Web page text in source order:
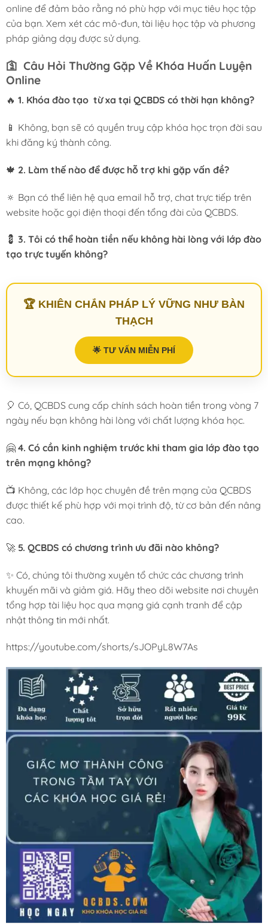
online để đảm bảo rằng nó phù hợp với mục tiêu học tập
của bạn. Xem xét các mô-đun, tài liệu học tập và phương
pháp giảng dạy được sử dụng.
🛐 Câu Hỏi Thường Gặp Về Khóa Huấn Luyện
Online
🔥 1. Khóa đào tạo từ xa tại QCBDS có thời hạn không?
📱 Không, bạn sẽ có quyền truy cập khóa học trọn đời sau
khi đăng ký thành công.
🍁 2. Làm thế nào để được hỗ trợ khi gặp vấn đề?
🔅 Bạn có thể liên hệ qua email hỗ trợ, chat trực tiếp trên
website hoặc gọi điện thoại đến tổng đài của QCBDS.
💈 3. Tôi có thể hoàn tiền nếu không hài lòng với lớp đào
tạo trực tuyến không?
🏆 KHIÊN CHẮN PHÁP LÝ VỮNG NHƯ BÀN
THẠCH
🌟 TƯ VẤN MIỄN PHÍ
🎈 Có, QCBDS cung cấp chính sách hoàn tiền trong vòng 7
ngày nếu bạn không hài lòng với chất lượng khóa học.
🤗 4. Có cần kinh nghiệm trước khi tham gia lớp đào tạo
trên mạng không?
📺 Không, các lớp học chuyên đề trên mạng của QCBDS
được thiết kế phù hợp với mọi trình độ, từ cơ bản đến nâng
cao.
🚀 5. QCBDS có chương trình ưu đãi nào không?
✨ Có, chúng tôi thường xuyên tổ chức các chương trình
khuyến mãi và giảm giá. Hãy theo dõi website nơi chuyên
tổng hợp tài liệu học qua mạng giá cạnh tranh để cập
nhật thông tin mới nhất.
https://youtube.com/shorts/sJOPyL8W7As